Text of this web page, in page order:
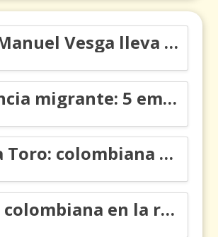
Carlos Manuel Vesga lleva el nombre de Colombia a los Emmy
Resiliencia migrante: 5 emociones y cómo gestionarlas
Tatiana Toro: colombiana que cambió la historia de las matemáticas
Ciencia colombiana en la revolución de los órganos en chips